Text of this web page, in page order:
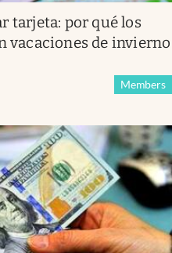
tarjeta: por qué los
vacaciones de invierno
Members